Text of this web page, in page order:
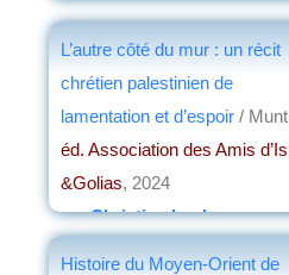
L’autre côté du mur : un récit
chrétien palestinien de
lamentation et d’espoir /
éd. Association des Amis
&Golias, 2024
parChristian Lochon
Histoire du Moyen-Orient de